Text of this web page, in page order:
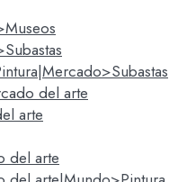
del arte
arte
del arte